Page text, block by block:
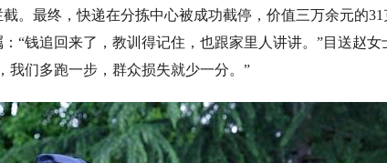
。最终，快递在分拣中心被成功截停，价值三万余元的31
“钱追回来了，教训得记住，也跟家里人讲讲。”目送赵
我们多跑一步，群众损失就少一分。”